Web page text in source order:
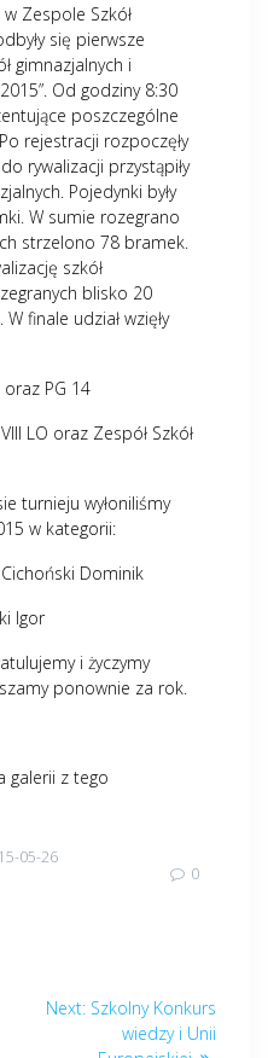
Zespole Szkół
się pierwsze
gimnazjalnych i
Od godziny 8:30
poszczególne
rejestracji rozpoczęły
rywalizacji przystąpiły
Pojedynki były
W sumie rozegrano
strzelono 78 bramek.
szkół
blisko 20
finale udział wzięły
oraz PG 14
LO oraz Zespół Szkół
turnieju wyłoniliśmy
w kategorii:
Dominik
Igor
i życzymy
ponownie za rok.
galerii z tego
05-26
0
Next: Next
post:
Szkolny Konkurs
wiedzy i Unii